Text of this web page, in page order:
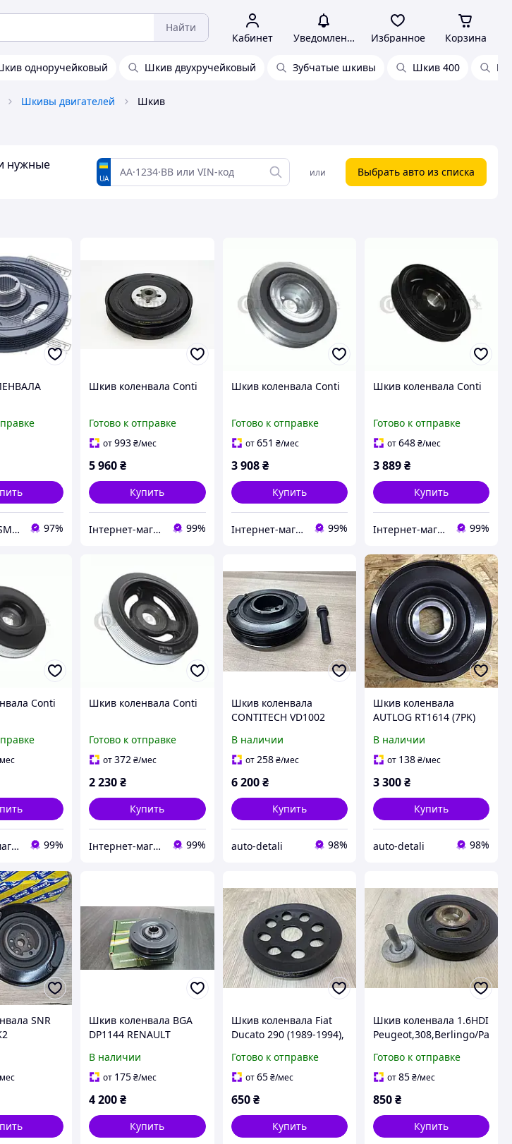
Найти
Кабинет Уведомления Избранное Корзина
одноручейковый Шкив двухручейковый Зубчатые шкивы Шкив 400
Шкивы двигателей Шкив
нужные
UA или Выбрать авто из списка
AUTOPARTSMARKET 97%
Шкив коленвала Conti
Готово к отправке
от993₴/мес
5 960₴
Купить
Інтернет-магазин "Запчастини до авто і не тільки" 99%
Шкив коленвала Conti
Готово к отправке
от651 ₴/мес
3 908 ₴
Купить
Інтернет-магазин "Запчастини до авто і не тільки" 99%
Шкив коленвала Conti
Готово к отправке
от648₴/мес
3 889₴
Купить
Інтернет-магазин "Запчастини до авто і не тільки" 99%
Conti
Інтернет-магазин "Запчастини до авто і не тільки" 99%
Шкив коленвала Conti
Готово к отправке
от372₴/мес
2 230₴
Купить
Інтернет-магазин "Запчастини до авто і не тільки" 99%
Шкив коленвала
CONTITECH VD1002
В наличии
от258 ₴/мес
6 200 ₴
Купить
auto-detali 98%
Шкив коленвала
AUTLOG RT1614 (7PK)
VIVARO 2.0DCI 06->
В наличии
от 138₴/мес
3 300₴
Купить
auto-detali 98%
SNR
Шкив коленвала BGA
DP1144 RENAULT
DCI 03-> 6PK
В наличии
от 175₴/мес
4 200₴
Купить
Шкив коленвала Fiat
Ducato 290 (1989-1994),
1996) 2.5TDI OE:
500346010
Готово к отправке
от65 ₴/мес
650 ₴
Купить
Шкив коленвала 1.6HDI
Peugeot,308,Berlingo/Pa
Готово к отправке
от85₴/мес
850₴
Купить